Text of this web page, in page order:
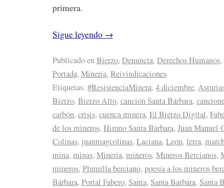
primera.
Sigue leyendo →
Publicado enBierzo, Denuncia, Derechos Humanos,
Portada, Minería, Reivindicaciones
Etiquetas: #ResistenciaMinera, 4 diciembre,
Bierzo, Bierzo Alto, canción Santa Bárbara,
carbón, crisis, cuenca minera, El Bierzo Digital,
de los mineros, Himno Santa Bárbara, Juan Manuel
Colinas, juanmagcolinas, Laciana, León, letra,
mina, minas, Minería, mineros, Mineros Bercianos,
mineros, Plumilla berciano, poesía a los mineros
Bárbara, Portal Fabero, Santa, Santa Barbara, Santa